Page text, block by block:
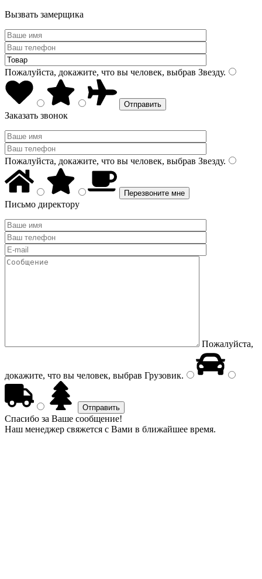
Вызвать замерщика
Пожалуйста, докажите, что вы человек, выбрав Звезду.
Заказать звонок
Пожалуйста, докажите, что вы человек, выбрав Звезду.
Письмо директору
Пожалуйста,
докажите, что вы человек, выбрав Грузовик.
Спасибо за Ваше сообщение!
Наш менеджер свяжется с Вами в ближайшее время.